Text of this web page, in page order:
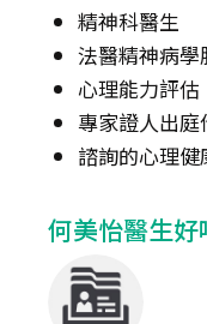
精神科醫生
法醫精神病學
心理能力評估
專家證人出庭
諮詢的心理健
何美怡醫生好